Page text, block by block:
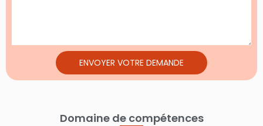
ENVOYER VOTRE DEMANDE
Domaine de compétences